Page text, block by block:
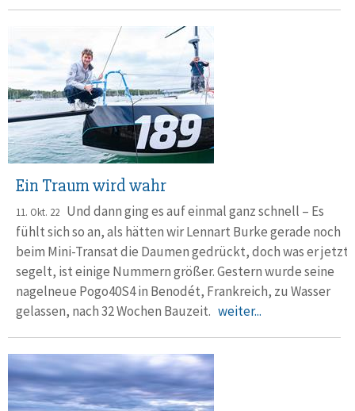
Ein Traum wird wahr
11. Okt. 22 Und dann ging es auf einmal ganz schnell – Es
fühlt sich so an, als hätten wir Lennart Burke gerade noch
beim Mini-Transat die Dau­men gedrückt, doch was er jetzt
segelt, ist einige Nummern größer. Gestern wurde seine
nagelneue Pogo40S4 in Benodét, Frankreich, zu Wasser
gelassen, nach 32 Wochen Bauzeit. weiter...